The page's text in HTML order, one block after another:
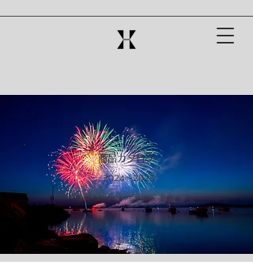
商品カタログ
2024～2025
​HANAKIRINオリジナル商品の紹介ページです。